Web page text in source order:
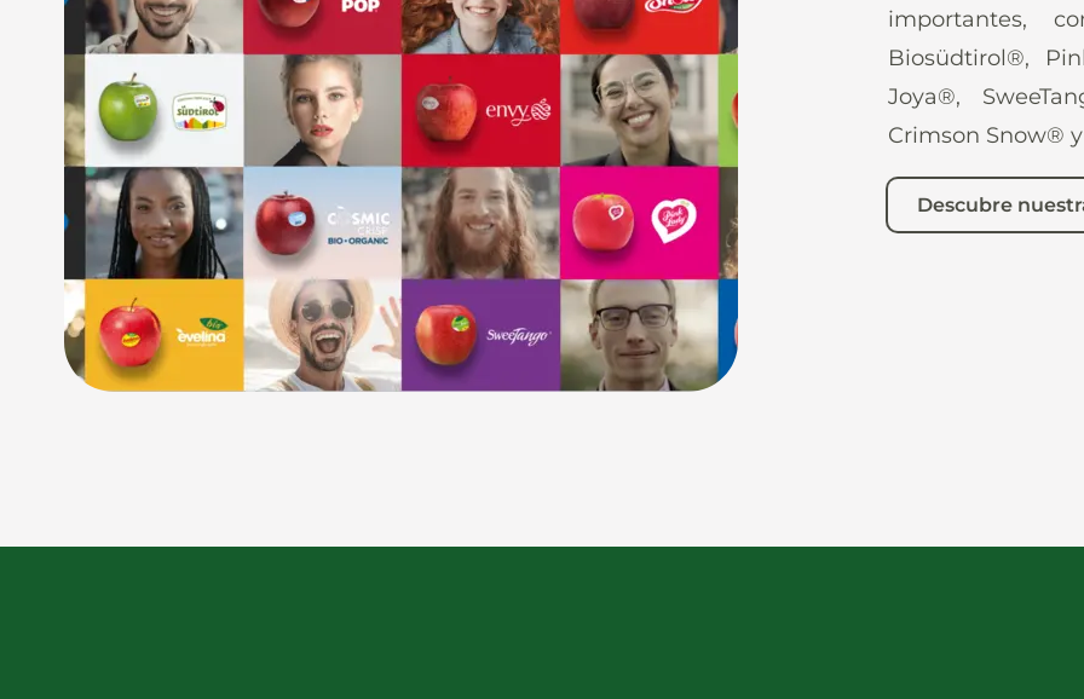
importantes,
Biosüdtirol®,
Joya®,
Crimson Snow®
Descubre